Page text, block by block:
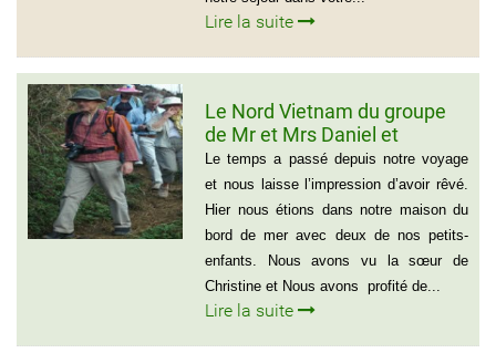
Lire la suite
Le Nord Vietnam du groupe
de Mr et Mrs Daniel et
Christine
Le temps a passé depuis notre voyage
et nous laisse l’impression d’avoir rêvé.
Hier nous étions dans notre maison du
bord de mer avec deux de nos petits-
enfants. Nous avons vu la sœur de
Christine et Nous avons profité de...
Lire la suite